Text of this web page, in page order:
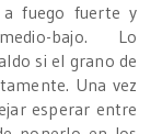
fuego fuerte y
bajo. Lo
si el grano de
Una vez
esperar entre